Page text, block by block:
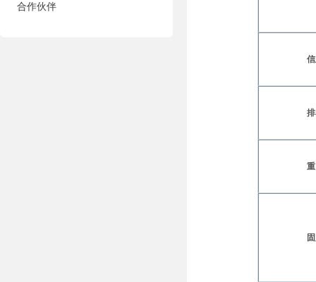
合作伙伴